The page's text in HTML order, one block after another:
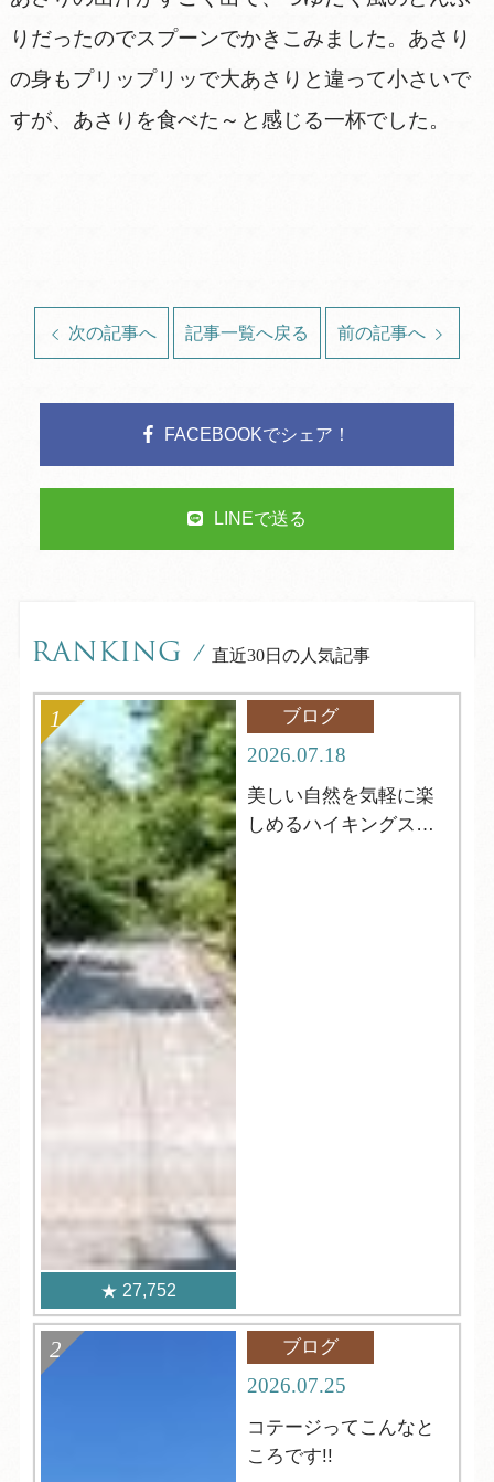
りだったのでスプーンでかきこみました。あさり
の身もプリップリッで大あさりと違って小さいで
すが、あさりを食べた～と感じる一杯でした。
次の記事へ 記事一覧へ戻る 前の記事へ
FACEBOOKでシェア！
LINEで送る
RANKING / 直近30日の人気記事
27,752
ブログ
2026.07.18
美しい自然を気軽に楽
しめるハイキングスポ
ブログ
2026.07.25
コテージってこんなと
ころです!!